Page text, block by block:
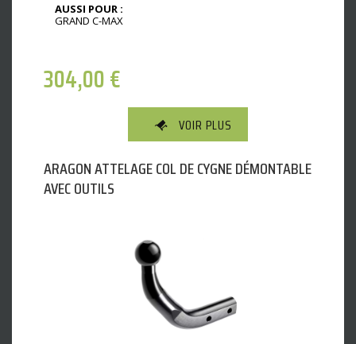
AUSSI POUR :
GRAND C-MAX
304,00€
VOIR PLUS
ARAGON ATTELAGE COL DE CYGNE DÉMONTABLE
AVEC OUTILS